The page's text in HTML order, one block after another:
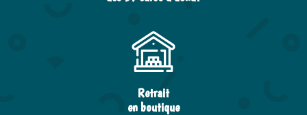
Retrait
en boutique